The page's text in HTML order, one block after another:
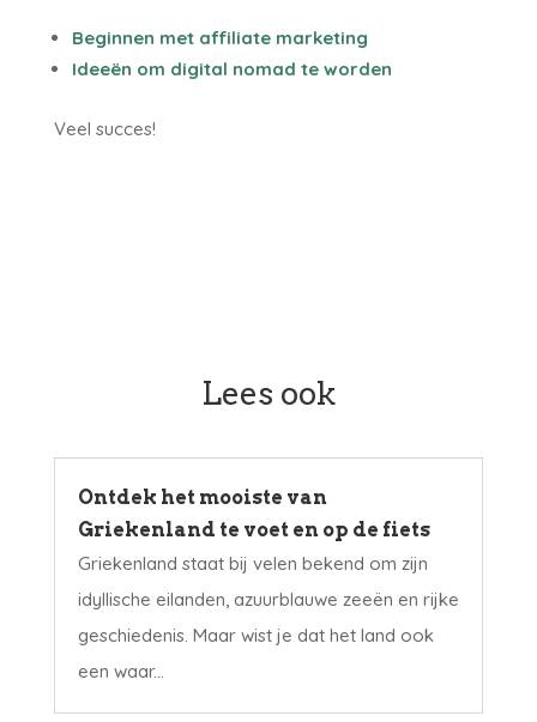
Beginnen met affiliate marketing
Ideeën om digital nomad te worden
Veel succes!
Lees ook
Ontdek het mooiste van
Griekenland te voet en op de fiets
Griekenland staat bij velen bekend om zijn
idyllische eilanden, azuurblauwe zeeën en rijke
geschiedenis. Maar wist je dat het land ook
een waar...